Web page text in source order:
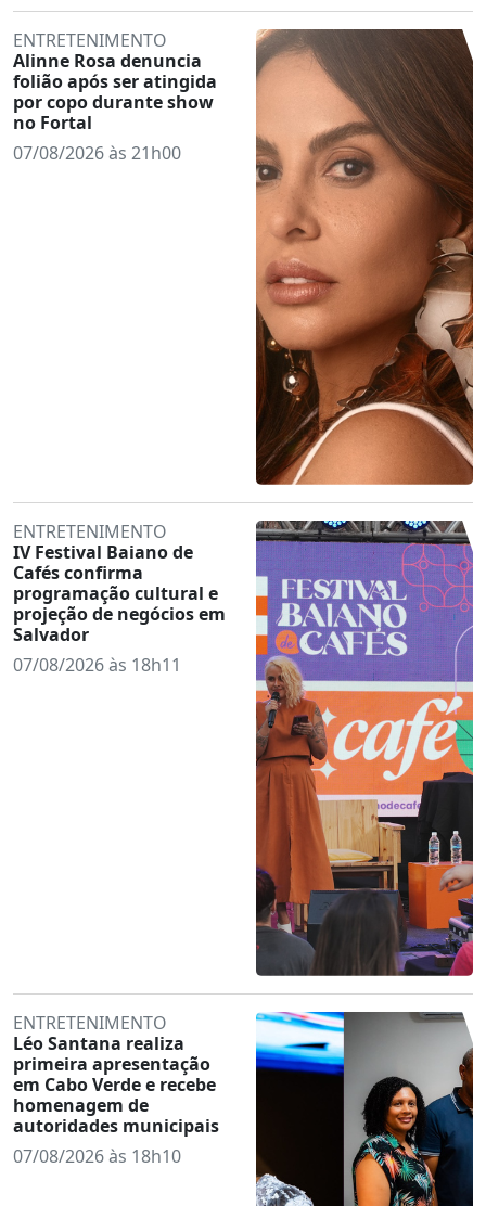
ENTRETENIMENTO
Alinne Rosa denuncia
folião após ser atingida
por copo durante show
no Fortal
07/08/2026 às 21h00
ENTRETENIMENTO
IV Festival Baiano de
Cafés confirma
programação cultural e
projeção de negócios em
Salvador
07/08/2026 às 18h11
ENTRETENIMENTO
Léo Santana realiza
primeira apresentação
em Cabo Verde e recebe
homenagem de
autoridades municipais
07/08/2026 às 18h10